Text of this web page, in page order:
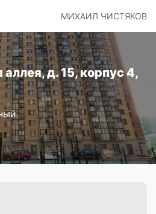
МИХАИЛ ЧИСТЯКОВ
д. 15, корпус 4,